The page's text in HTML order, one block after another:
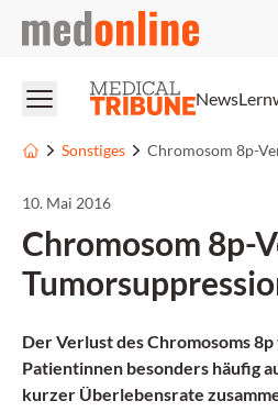
medonline
News
Sonstiges
10. Mai 2016
Chromosom 8p-
Der Verlust des Chromosoms
Patientinnen besonders häufig
kurzer Überlebensrate